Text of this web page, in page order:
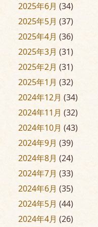
2025年6月 (34)
2025年5月 (37)
2025年4月 (36)
2025年3月 (31)
2025年2月 (31)
2025年1月 (32)
2024年12月 (34)
2024年11月 (32)
2024年10月 (43)
2024年9月 (39)
2024年8月 (24)
2024年7月 (33)
2024年6月 (35)
2024年5月 (44)
2024年4月 (26)